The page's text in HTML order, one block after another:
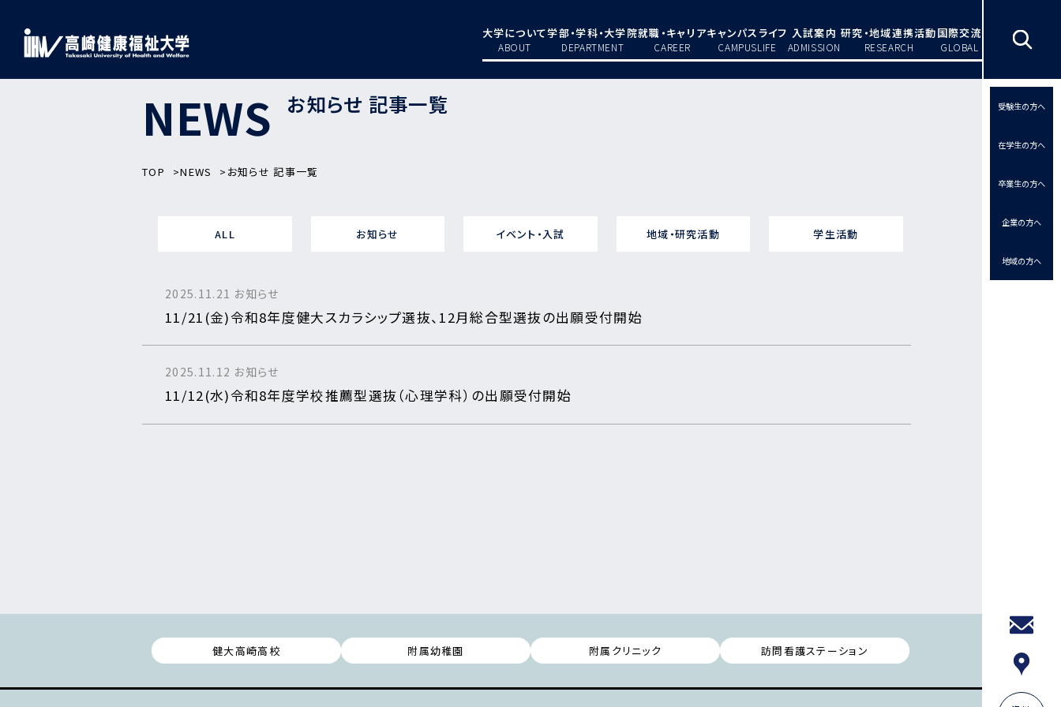
大学について
ABOUT
学部・学科・大学院
DEPARTMENT
就職・キャリア
CAREER
キャンパスライフ
CAMPUSLIFE
入試案内
ADMISSION
研究・地域連携活動
RESEARCH
国際交流
GLOBAL
受験生の方へ
在学生の方へ
卒業生の方へ
企業の方へ
地域の方へ
NEWS お知らせ 記事一覧
TOP NEWS お知らせ 記事一覧
ALL お知らせ イベント・入試 地域・研究活動 学生活動
2025.11.21 お知らせ
11/21(金)令和8年度健大スカラシップ選抜、12月総合型選抜の出願受付開始
2025.11.12 お知らせ
11/12(水)令和8年度学校推薦型選抜（心理学科）の出願受付開始
健大高崎高校 附属幼稚園 附属クリニック 訪問看護ステーション